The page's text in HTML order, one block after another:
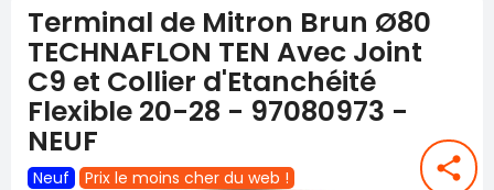
share
Terminal de Mitron Brun Ø80
TECHNAFLON TEN Avec Joint
C9 et Collier d'Etanchéité
Flexible 20-28 - 97080973 -
NEUF
Neuf Prix le moins cher du web !